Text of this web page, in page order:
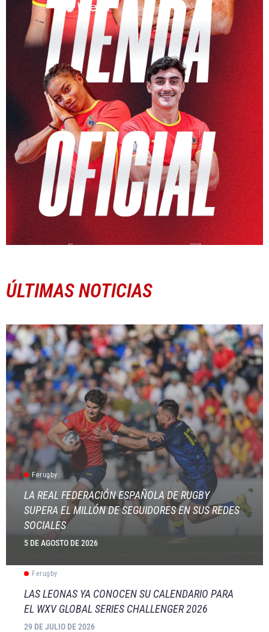
ÚLTIMAS NOTICIAS
Ferugby
LA REAL FEDERACIÓN ESPAÑOLA DE RUGBY
SUPERA EL MILLÓN DE SEGUIDORES EN SUS REDES
SOCIALES
5 DE AGOSTO DE 2026
Ferugby
LAS LEONAS YA CONOCEN SU CALENDARIO PARA
EL WXV GLOBAL SERIES CHALLENGER 2026
29 DE JULIO DE 2026